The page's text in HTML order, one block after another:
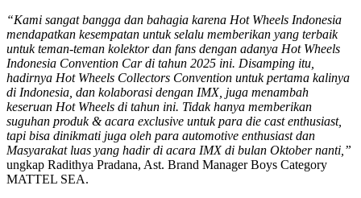
“Kami sangat bangga dan bahagia karena Hot Wheels Indonesia
mendapatkan kesempatan untuk selalu memberikan yang terbaik
untuk teman-teman kolektor dan fans dengan adanya Hot Wheels
Indonesia Convention Car di tahun 2025 ini. Disamping itu,
hadirnya Hot Wheels Collectors Convention untuk pertama kalinya
di Indonesia, dan kolaborasi dengan IMX, juga menambah
keseruan Hot Wheels di tahun ini. Tidak hanya memberikan
suguhan produk & acara exclusive untuk para die cast enthusiast,
tapi bisa dinikmati juga oleh para automotive enthusiast dan
Masyarakat luas yang hadir di acara IMX di bulan Oktober nanti,”
ungkap Radithya Pradana, Ast. Brand Manager Boys Category
MATTEL SEA.